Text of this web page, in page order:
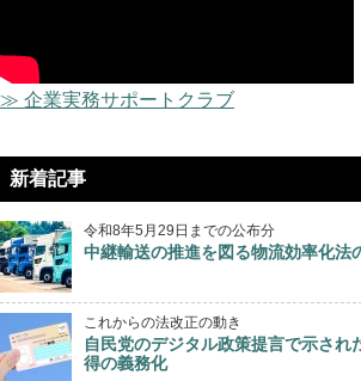
≫ 企業実務サポートクラブ
新着記事
令和8年5月29日までの公布分
中継輸送の推進を図る物流効率化法
これからの法改正の動き
自民党のデジタル政策提言で示され
得の義務化